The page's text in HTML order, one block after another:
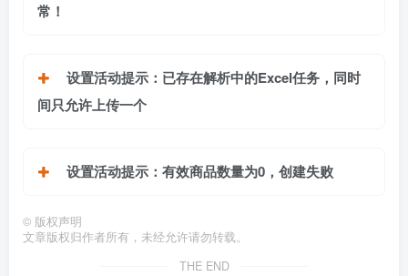
常！
设置活动提示：已存在解析中的Excel任务，同时
间只允许上传一个
设置活动提示：有效商品数量为0，创建失败
© 版权声明
文章版权归作者所有，未经允许请勿转载。
THE END